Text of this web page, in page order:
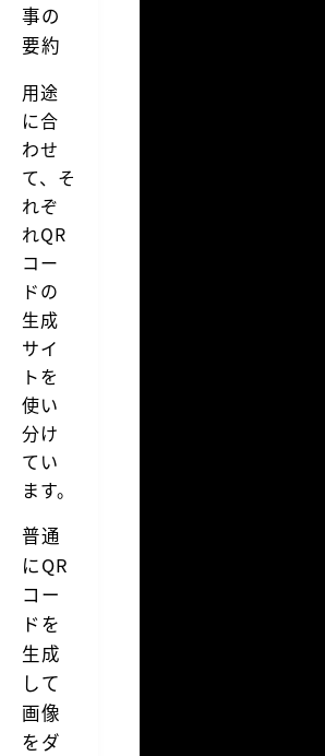
事の
要約
用途
に合
わせ
て、そ
れぞ
れQR
コー
ドの
生成
サイ
トを
使い
分け
てい
ます。
普通
にQR
コー
ドを
生成
して
画像
をダ